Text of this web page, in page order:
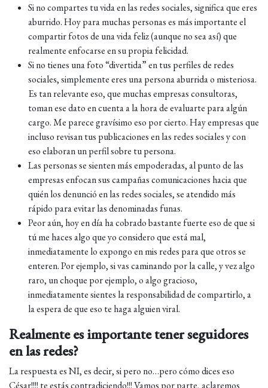
Si no compartes tu vida en las redes sociales, significa que eres
aburrido. Hoy para muchas personas es más importante el
compartir fotos de una vida feliz (aunque no sea así) que
realmente enfocarse en su propia felicidad.
Si no tienes una foto “divertida” en tus perfiles de redes
sociales, simplemente eres una persona aburrida o misteriosa.
Es tan relevante eso, que muchas empresas consultoras,
toman ese dato en cuenta a la hora de evaluarte para algún
cargo. Me parece gravísimo eso por cierto. Hay empresas que
incluso revisan tus publicaciones en las redes sociales y con
eso elaboran un perfil sobre tu persona.
Las personas se sienten más empoderadas, al punto de las
empresas enfocan sus campañas comunicaciones hacia que
quién los denunció en las redes sociales, se atendido más
rápido para evitar las denominadas funas.
Peor aún, hoy en día ha cobrado bastante fuerte eso de que si
tú me haces algo que yo considero que está mal,
inmediatamente lo expongo en mis redes para que otros se
enteren. Por ejemplo, si vas caminando por la calle, y vez algo
raro, un choque por ejemplo, o algo gracioso,
inmediatamente sientes la responsabilidad de compartirlo, a
la espera de que eso te haga alguien viral.
Realmente es importante tener seguidores
en las redes?
La respuesta es NI, es decir, si pero no…pero cómo dices eso
César!!!! te estás contradiciendo!!! Vamos por parte, aclaremos